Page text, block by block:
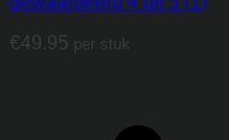
€49.95 per stuk